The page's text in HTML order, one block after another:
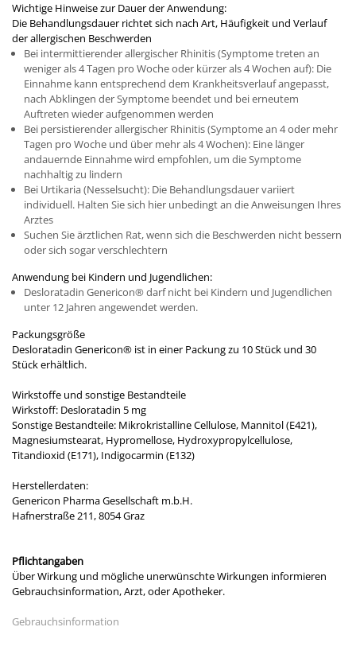
Wichtige Hinweise zur Dauer der Anwendung:
Die Behandlungsdauer richtet sich nach Art, Häufigkeit und Verlauf
der allergischen Beschwerden
Bei intermittierender allergischer Rhinitis (Symptome treten an
weniger als 4 Tagen pro Woche oder kürzer als 4 Wochen auf): Die
Einnahme kann entsprechend dem Krankheitsverlauf angepasst,
nach Abklingen der Symptome beendet und bei erneutem
Auftreten wieder aufgenommen werden
Bei persistierender allergischer Rhinitis (Symptome an 4 oder mehr
Tagen pro Woche und über mehr als 4 Wochen): Eine länger
andauernde Einnahme wird empfohlen, um die Symptome
nachhaltig zu lindern
Bei Urtikaria (Nesselsucht): Die Behandlungsdauer variiert
individuell. Halten Sie sich hier unbedingt an die Anweisungen Ihres
Arztes
Suchen Sie ärztlichen Rat, wenn sich die Beschwerden nicht bessern
oder sich sogar verschlechtern
Anwendung bei Kindern und Jugendlichen:
Desloratadin Genericon® darf nicht bei Kindern und Jugendlichen
unter 12 Jahren angewendet werden.
Packungsgröße
Desloratadin Genericon® ist in einer Packung zu 10 Stück und 30
Stück erhältlich.
Wirkstoffe und sonstige Bestandteile
Wirkstoff: Desloratadin 5 mg
Sonstige Bestandteile: Mikrokristalline Cellulose, Mannitol (E421),
Magnesiumstearat, Hypromellose, Hydroxypropylcellulose,
Titandioxid (E171), Indigocarmin (E132)
Herstellerdaten:
Genericon Pharma Gesellschaft m.b.H.
Hafnerstraße 211, 8054 Graz
Pflichtangaben
Über Wirkung und mögliche unerwünschte Wirkungen informieren
Gebrauchsinformation, Arzt, oder Apotheker.
Gebrauchsinformation